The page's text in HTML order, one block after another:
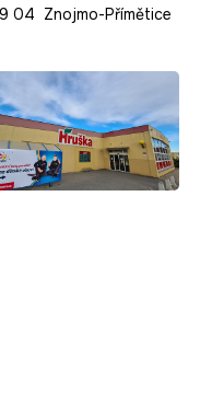
04 Znojmo-Přímětice